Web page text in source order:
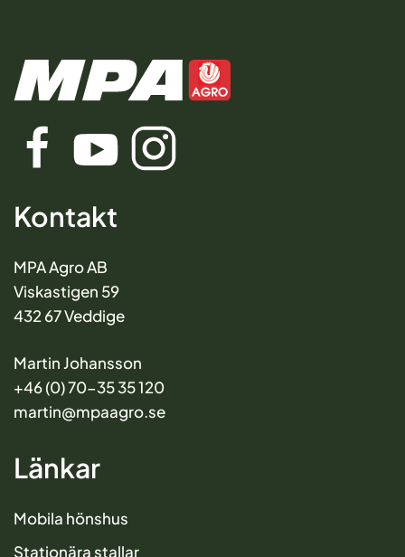
Kontakt
MPA Agro AB
Viskastigen 59
432 67 Veddige
Martin Johansson
+46 (0) 70-35 35 120
martin@mpaagro.se
Länkar
Mobila hönshus
Stationära stallar